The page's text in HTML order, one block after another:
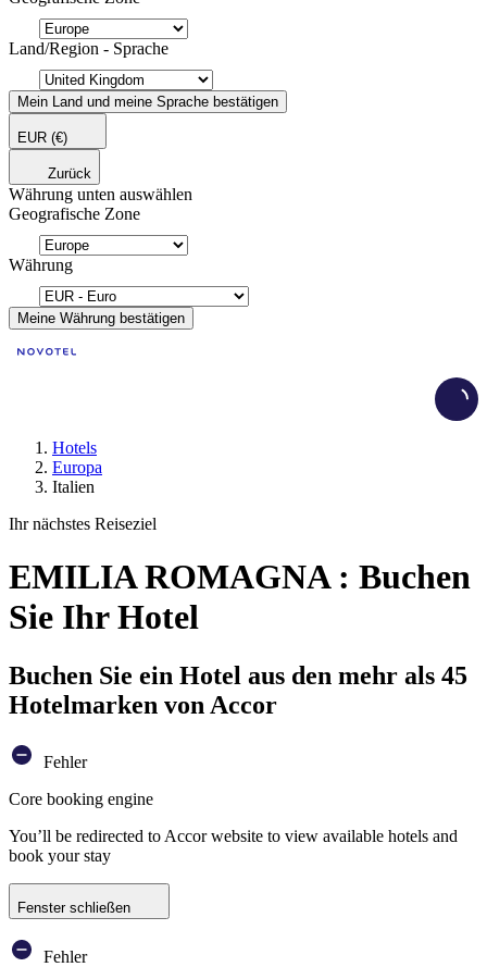
Land/Region - Sprache
Mein Land und meine Sprache bestätigen
EUR (€)
Zurück
Währung unten auswählen
Geografische Zone
Währung
Meine Währung bestätigen
Hotels
Europa
Italien
Ihr nächstes Reiseziel
EMILIA ROMAGNA : Buchen
Sie Ihr Hotel
Buchen Sie ein Hotel aus den mehr als 45
Hotelmarken von Accor
Fehler
Core booking engine
You’ll be redirected to Accor website to view available hotels and
book your stay
Fenster schließen
Fehler